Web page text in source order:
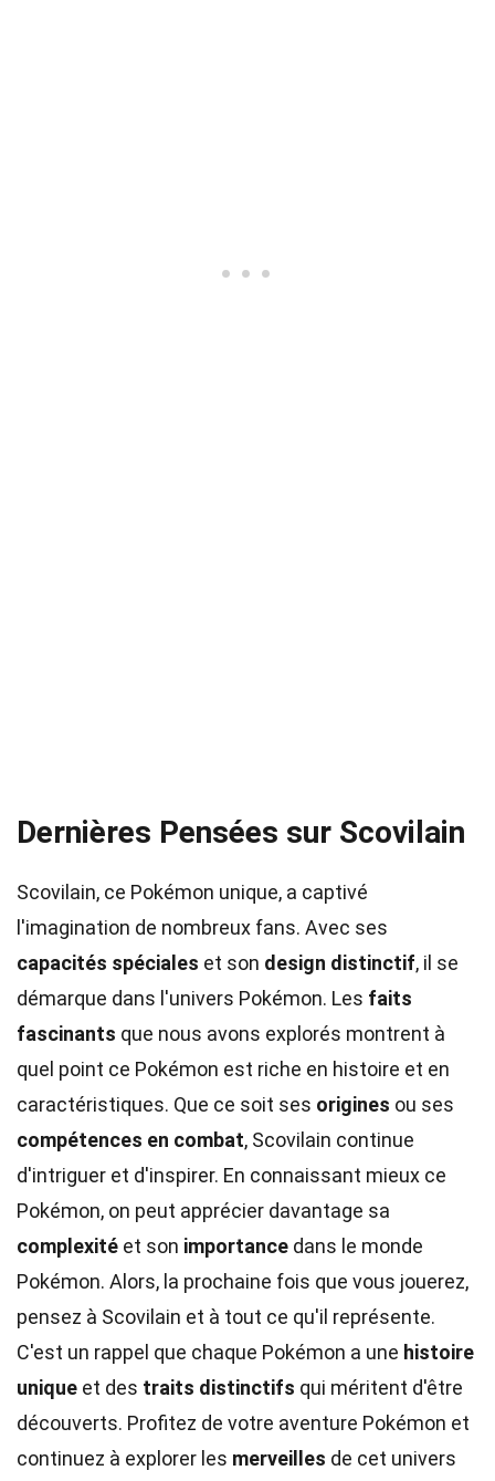
Dernières Pensées sur Scovilain
Scovilain, ce Pokémon unique, a captivé
l'imagination de nombreux fans. Avec ses
capacités spéciales et son design distinctif, il se
démarque dans l'univers Pokémon. Les faits
fascinants que nous avons explorés montrent à
quel point ce Pokémon est riche en histoire et en
caractéristiques. Que ce soit ses origines ou ses
compétences en combat, Scovilain continue
d'intriguer et d'inspirer. En connaissant mieux ce
Pokémon, on peut apprécier davantage sa
complexité et son importance dans le monde
Pokémon. Alors, la prochaine fois que vous jouerez,
pensez à Scovilain et à tout ce qu'il représente.
C'est un rappel que chaque Pokémon a une histoire
unique et des traits distinctifs qui méritent d'être
découverts. Profitez de votre aventure Pokémon et
continuez à explorer les merveilles de cet univers